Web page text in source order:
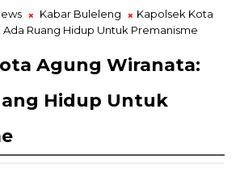
Kabar Buleleng
Kapolsek Kota
Ada Ruang Hidup Untuk Premanisme
Agung Wiranata:
Hidup Untuk